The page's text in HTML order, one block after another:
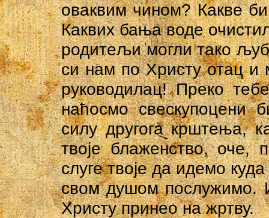
оваквим чином? Какве
Каквих бања воде
родитељи могли тако
си нам по Христу отац и
руководилац! Преко
наћосмо свескупоцени
силу другога крштења,
твоје блаженство, оче,
слуге твоје да идемо
свом душом послужимо.
Христу принео на жртву.